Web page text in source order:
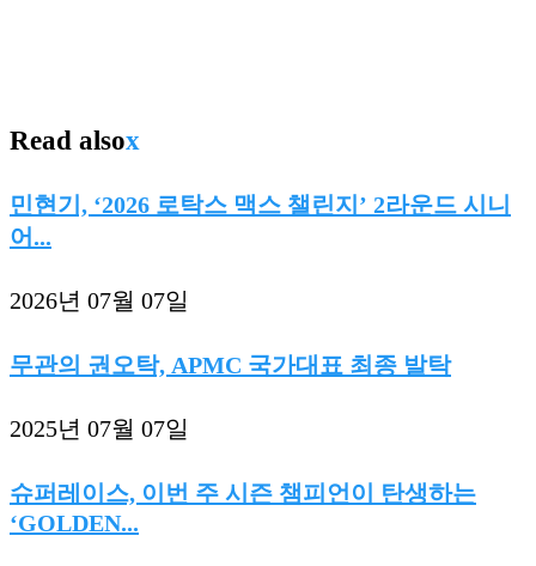
Read alsox
민현기, ‘2026 로탁스 맥스 챌린지’ 2라운드 시니
어...
2026년 07월 07일
무관의 권오탁, APMC 국가대표 최종 발탁
2025년 07월 07일
슈퍼레이스, 이번 주 시즌 챔피언이 탄생하는
‘GOLDEN...